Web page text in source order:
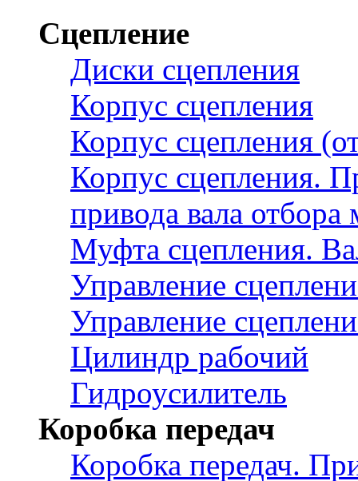
Сцепление
Диски сцепления
Корпус сцепления
Корпус сцепления
Корпус сцепления.
привода вала
Муфта сцепления.
Управление
Управление
Цилиндр рабочий
Гидроусилитель
Коробка передач
Коробка передач.